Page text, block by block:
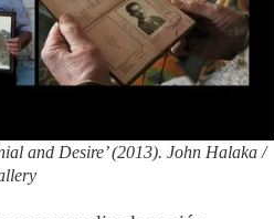
and Desire’ (2013). John Halaka /